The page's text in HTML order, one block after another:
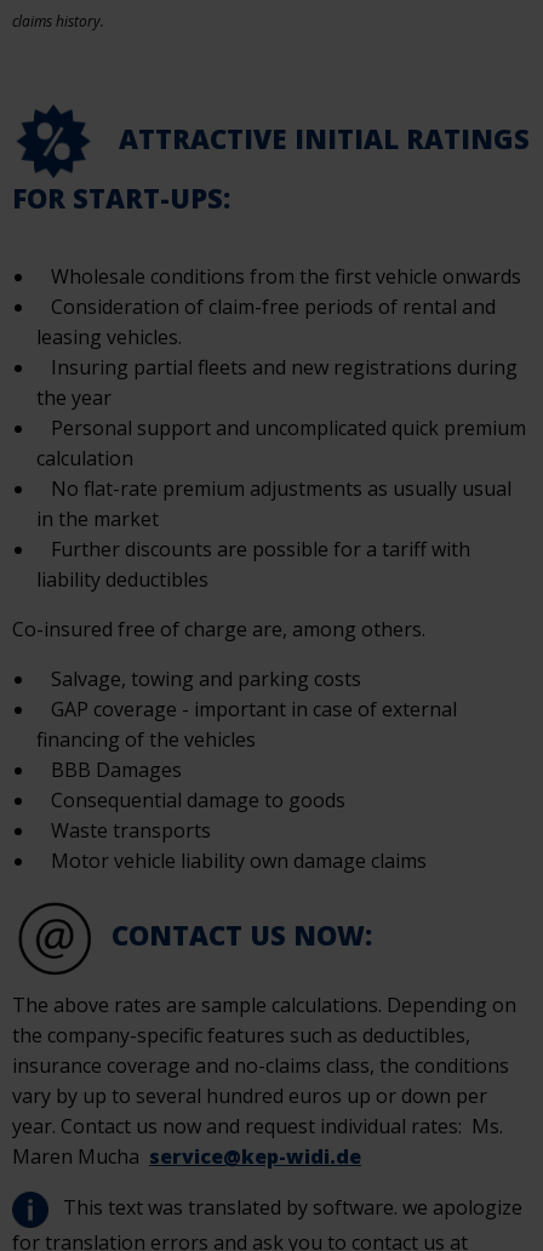
claims history.
ATTRACTIVE INITIAL RATINGS
FOR START-UPS:
Wholesale conditions from the first vehicle onwards
Consideration of claim-free periods of rental and
leasing vehicles.
Insuring partial fleets and new registrations during
the year
Personal support and uncomplicated quick premium
calculation
No flat-rate premium adjustments as usually usual
in the market
Further discounts are possible for a tariff with
liability deductibles
Co-insured free of charge are, among others.
Salvage, towing and parking costs
GAP coverage - important in case of external
financing of the vehicles
BBB Damages
Consequential damage to goods
Waste transports
Motor vehicle liability own damage claims
CONTACT US NOW:
The above rates are sample calculations. Depending on
the company-specific features such as deductibles,
insurance coverage and no-claims class, the conditions
vary by up to several hundred euros up or down per
year. Contact us now and request individual rates: Ms.
Maren Mucha service@kep-widi.de
This text was translated by software. we apologize
for translation errors and ask you to contact us at